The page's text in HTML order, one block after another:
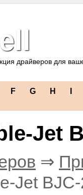
драйверов для
F G H
Jet
⇒
Jet